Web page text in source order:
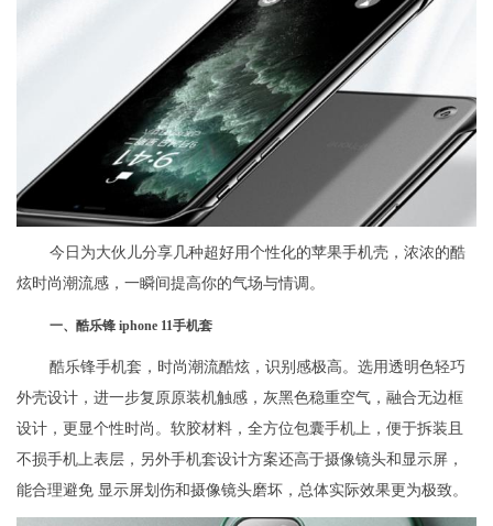
今日为大伙儿分享几种超好用个性化的苹果手机壳，浓浓的酷
炫时尚潮流感，一瞬间提高你的气场与情调。
一、酷乐锋 iphone 11手机套
酷乐锋手机套，时尚潮流酷炫，识别感极高。选用透明色轻巧
外壳设计，进一步复原原装机触感，灰黑色稳重空气，融合无边框
设计，更显个性时尚。软胶材料，全方位包囊手机上，便于拆装且
不损手机上表层，另外手机套设计方案还高于摄像镜头和显示屏，
能合理避免 显示屏划伤和摄像镜头磨坏，总体实际效果更为极致。